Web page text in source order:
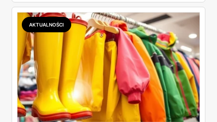
kosztuje i po czym poznać, że sprzedawca nie wciska nam
podróbki. Spisałam wszystko, czego się dowiedziałam —
łącznie z jedną wpadką, o której za chwilę.
AKTUALNOŚCI